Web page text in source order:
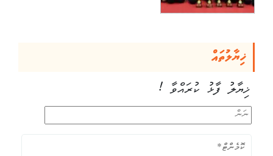
ޚިޔާލުތައް
ޚިޔާލު ފާޅު ކުރައްވާ !